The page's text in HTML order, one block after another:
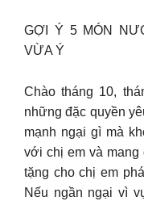
GỢI Ý 5 MÓN
VỪA Ý
Chào tháng 10,
những đặc quyền
mạnh ngại gì mà
với chị em và mang
tặng cho chị em
Nếu ngần ngại vì